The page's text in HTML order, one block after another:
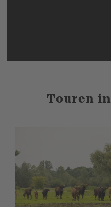
Touren